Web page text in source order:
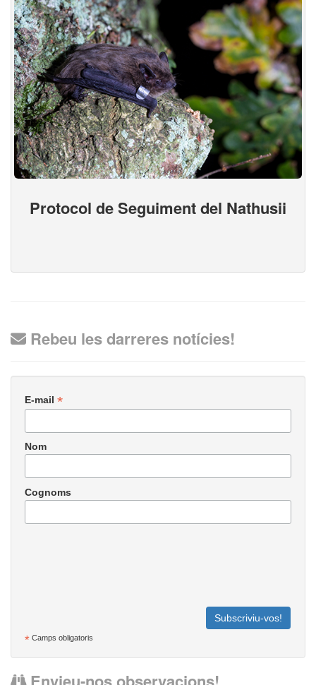
Protocol de Seguiment del Nathusii
Rebeu les darreres notícies!
E-mail *
Nom
Cognoms
* Camps obligatoris